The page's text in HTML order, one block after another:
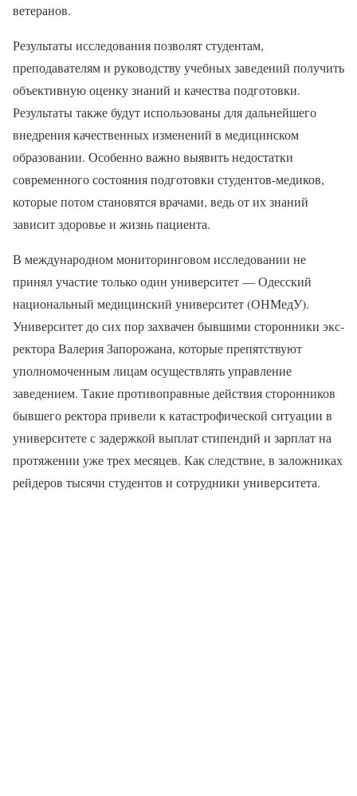
ветеранов.
Результаты исследования позволят студентам,
преподавателям и руководству учебных заведений получить
объективную оценку знаний и качества подготовки.
Результаты также будут использованы для дальнейшего
внедрения качественных изменений в медицинском
образовании. Особенно важно выявить недостатки
современного состояния подготовки студентов-медиков,
которые потом становятся врачами, ведь от их знаний
зависит здоровье и жизнь пациента.
В международном мониторинговом исследовании не
принял участие только один университет — Одесский
национальный медицинский университет (ОНМедУ).
Университет до сих пор захвачен бывшими сторонники экс-
ректора Валерия Запорожана, которые препятствуют
уполномоченным лицам осуществлять управление
заведением. Такие противоправные действия сторонников
бывшего ректора привели к катастрофической ситуации в
университете с задержкой выплат стипендий и зарплат на
протяжении уже трех месяцев. Как следствие, в заложниках
рейдеров тысячи студентов и сотрудники университета.